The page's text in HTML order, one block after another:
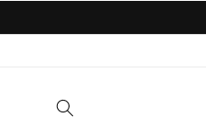
al contenido